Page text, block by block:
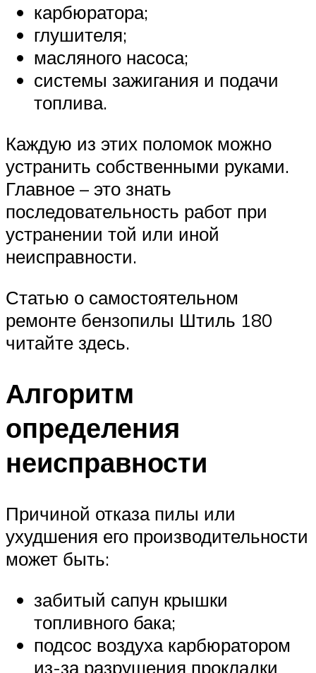
карбюратора;
глушителя;
масляного насоса;
системы зажигания и подачи
топлива.
Каждую из этих поломок можно
устранить собственными руками.
Главное – это знать
последовательность работ при
устранении той или иной
неисправности.
Статью о самостоятельном
ремонте бензопилы Штиль 180
читайте здесь.
Алгоритм
определения
неисправности
Причиной отказа пилы или
ухудшения его производительности
может быть:
забитый сапун крышки
топливного бака;
подсос воздуха карбюратором
из-за разрушения прокладки